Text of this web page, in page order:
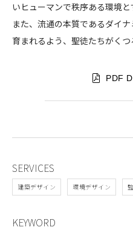
コンプライアンスポリシー プライバ
いヒューマンで秩序ある環境と
また、流通の本質であるダイ
育まれるよう、聖徒たちがくつ
PDF
SERVICES
建築デザイン 環境デザイン
KEYWORD